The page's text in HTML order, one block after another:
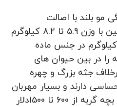
مو بلند با اصالت
آمریکایی می باشد همچنین با وزن 5.9 تا 8.2 کیلوگرم
در جنس نر و 3.6 تا 5.4 کیلوگرم در جنس ماده
را در بین حیوان های
جثه بزرگ و چهره
دارند و بسیار مهربان
و آرام هستند قیمت این بچه گربه از 600 تا 1500دلار